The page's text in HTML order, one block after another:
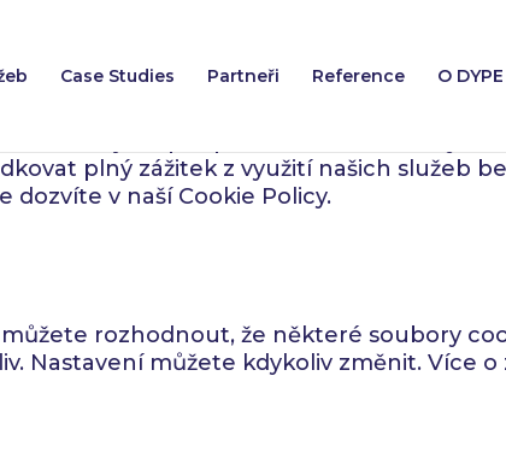
plný zážitek z využití našich služeb
dozvíte v naší Cookie Policy.
rozhodnout, že některé soubory
Nastavení můžete kdykoliv změnit. Více
Case Studies Partneři Reference O DYPE